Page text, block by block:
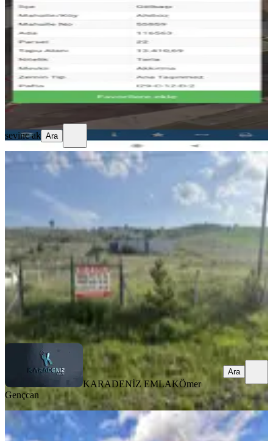
Gölbaşı, Ahiboz Mahallesi
2.000/m²·30.08.2025
sevinc ak
Ara
sevinc ak Ara
Beynamda 1000m2 Bala Asfaltına
Cephe Etrafı Çevrili Kiralık Arsa
1000 m²·11/m²·11.05.2026
11.000 ₺
KARADENİZ EMLAKÖmer Gençcan
KARADENİZ EMLAKÖmer
Gençcan
Ara
40
Sahibinden "sahibinden | Sincan